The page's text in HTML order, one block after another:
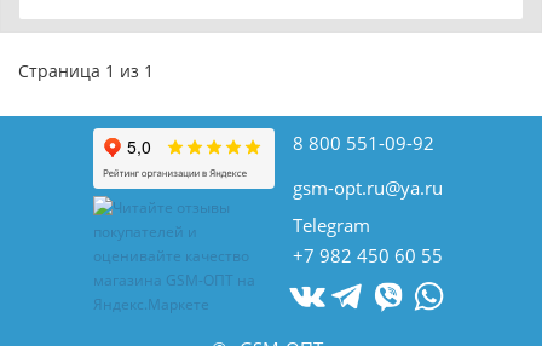
Страница 1 из 1
8 800 551-09-92
gsm-opt.ru@ya.ru
Telegram
+7 982 450 60 55